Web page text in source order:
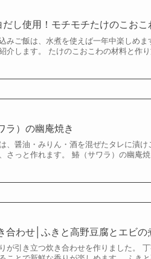
だし使用！モチモチたけのこおこ
みご飯は、水煮を使えば一年中楽しめ
介します。 たけのこおこわの材料と作
ラ）の幽庵焼き
、醤油・みりん・酒を混ぜたタレに漬
さっと作れます。 鰆（サワラ）の幽庵
合わせ│ふきと高野豆腐とエビの
が引き立つ炊き合わせを作りました。